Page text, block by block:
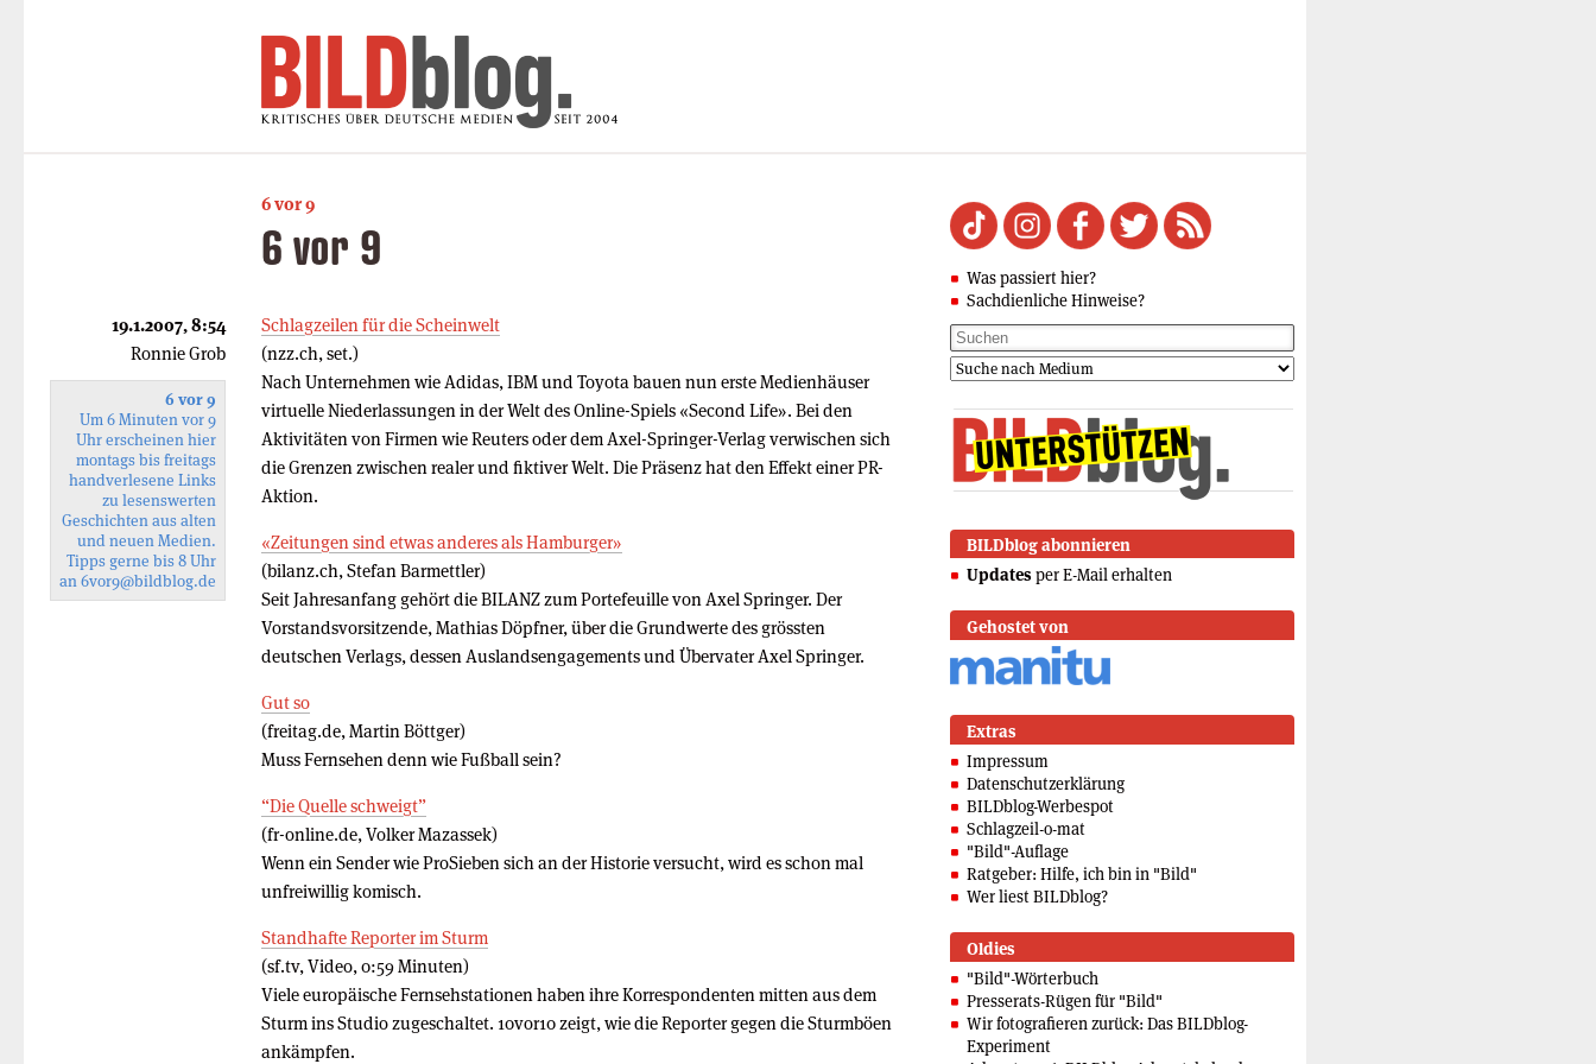
6 vor 9
6 vor 9
Schlagzeilen für die Scheinwelt
(nzz.ch, set.)
Nach Unternehmen wie Adidas, IBM und Toyota bauen nun erste Medienhäuser
virtuelle Niederlassungen in der Welt des Online-Spiels «Second Life». Bei den
Aktivitäten von Firmen wie Reuters oder dem Axel-Springer-Verlag verwischen sich
die Grenzen zwischen realer und fiktiver Welt. Die Präsenz hat den Effekt einer PR-
Aktion.
«Zeitungen sind etwas anderes als Hamburger»
(bilanz.ch, Stefan Barmettler)
Seit Jahresanfang gehört die BILANZ zum Portefeuille von Axel Springer. Der
Vorstandsvorsitzende, Mathias Döpfner, über die Grundwerte des grössten
deutschen Verlags, dessen Auslandsengagements und Übervater Axel Springer.
Gut so
(freitag.de, Martin Böttger)
Muss Fernsehen denn wie Fußball sein?
“Die Quelle schweigt”
(fr-online.de, Volker Mazassek)
Wenn ein Sender wie ProSieben sich an der Historie versucht, wird es schon mal
unfreiwillig komisch.
Standhafte Reporter im Sturm
(sf.tv, Video, 0:59 Minuten)
Viele europäische Fernsehstationen haben ihre Korrespondenten mitten aus dem
Sturm ins Studio zugeschaltet. 10vor10 zeigt, wie die Reporter gegen die Sturmböen
ankämpfen.
19.1.2007, 8:54
Ronnie Grob
6 vor 9
Um 6 Minuten vor 9
Uhr erscheinen hier
montags bis freitags
handverlesene Links
zu lesenswerten
Geschichten aus alten
und neuen Medien.
Tipps gerne bis 8 Uhr
an6vor9@bildblog.de
Was passiert hier?
Sachdienliche Hinweise?
BILDblog abonnieren
Updates per E-Mail erhalten
Gehostet von
Extras
Impressum
Datenschutzerklärung
BILDblog-Werbespot
Schlagzeil-o-mat
"Bild"-Auflage
Ratgeber: Hilfe, ich bin in "Bild"
Wer liest BILDblog?
Oldies
"Bild"-Wörterbuch
Presserats-Rügen für "Bild"
Wir fotografieren zurück: Das BILDblog-
Experiment